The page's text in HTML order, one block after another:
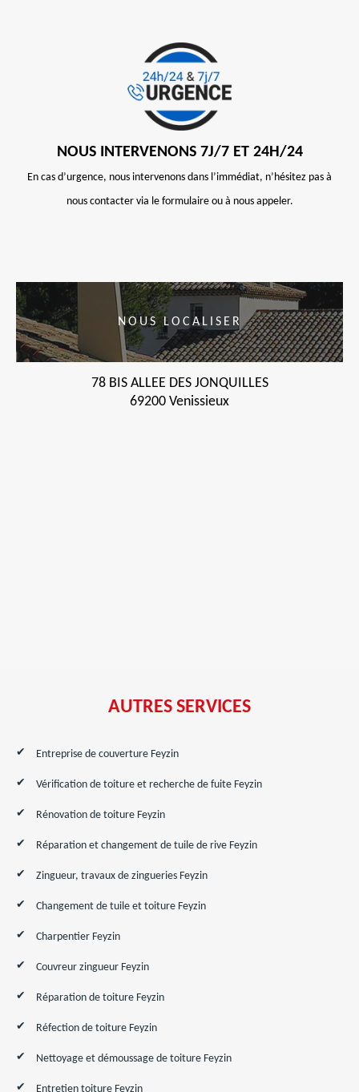
NOUS INTERVENONS 7J/7 ET 24H/24
En cas d’urgence, nous intervenons dans l’immédiat, n’hésitez pas à
nous contacter via le formulaire ou à nous appeler.
NOUS LOCALISER
78 BIS ALLEE DES JONQUILLES
69200 Venissieux
AUTRES SERVICES
Entreprise de couverture Feyzin
Vérification de toiture et recherche de fuite Feyzin
Rénovation de toiture Feyzin
Réparation et changement de tuile de rive Feyzin
Zingueur, travaux de zingueries Feyzin
Changement de tuile et toiture Feyzin
Charpentier Feyzin
Couvreur zingueur Feyzin
Réparation de toiture Feyzin
Réfection de toiture Feyzin
Nettoyage et démoussage de toiture Feyzin
Entretien toiture Feyzin